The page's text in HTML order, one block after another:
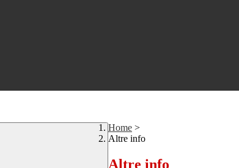
Home >
Altre info
Altre info